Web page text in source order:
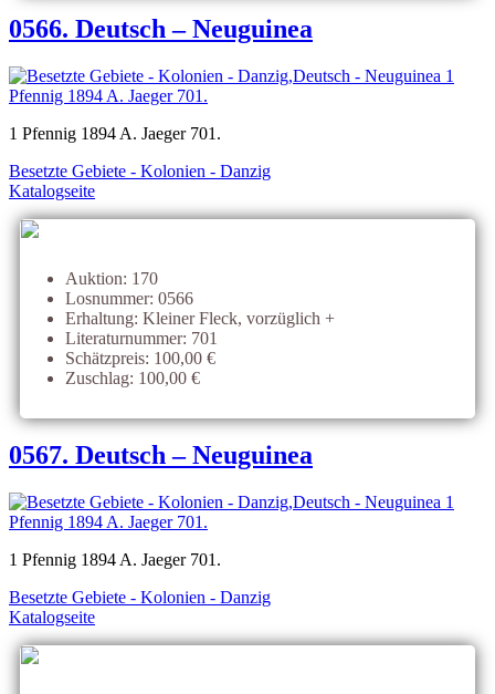
0566. Deutsch – Neuguinea
1 Pfennig 1894 A. Jaeger 701.
Besetzte Gebiete - Kolonien - Danzig
Katalogseite
Auktion: 170
Losnummer: 0566
Erhaltung: Kleiner Fleck, vorzüglich +
Literaturnummer: 701
Schätzpreis: 100,00 €
Zuschlag: 100,00 €
0567. Deutsch – Neuguinea
1 Pfennig 1894 A. Jaeger 701.
Besetzte Gebiete - Kolonien - Danzig
Katalogseite